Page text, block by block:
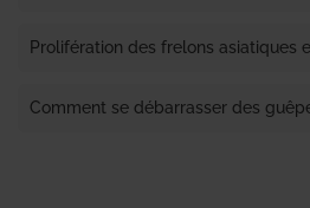
Prolifération des frelons asiatiques
Comment se débarrasser des